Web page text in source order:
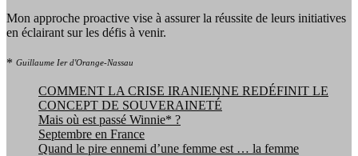
Mon approche proactive vise à assurer la réussite de leurs initiatives
en éclairant sur les défis à venir.
* Guillaume Ier d'Orange-Nassau
COMMENT LA CRISE IRANIENNE REDÉFINIT LE
CONCEPT DE SOUVERAINETÉ
Mais où est passé Winnie* ?
Septembre en France
Quand le pire ennemi d’une femme est … la femme